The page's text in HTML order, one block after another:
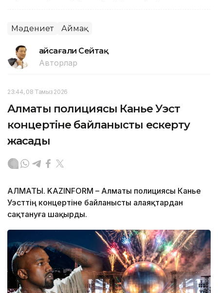
Мәдениет Аймақ
Ғайсағали Сейтақ
Авторлар
23:44, 08 Тамыз 2026
Алматы полициясы Канье Уэст
концертіне байланысты ескерту
жасады
АЛМАТЫ. KAZINFORM – Алматы полициясы Канье
Уэсттің концертіне байланысты алаяқтардан
сақтануға шақырды.